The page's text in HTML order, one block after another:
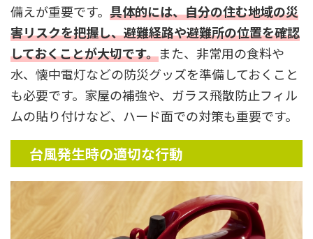
備えが重要です。 具体的には、自分の住む地域の災
害リスクを把握し、避難経路や避難所の位置を確認
しておくことが大切です。また、非常用の食料や
水、懐中電灯などの防災グッズを準備しておくこと
も必要です。家屋の補強や、ガラス飛散防止フィル
ムの貼り付けなど、ハード面での対策も重要です。
台風発生時の適切な行動